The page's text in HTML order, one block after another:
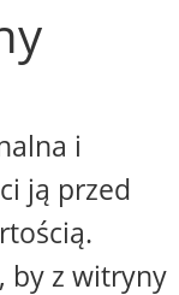
i
ją przed
by z witryny